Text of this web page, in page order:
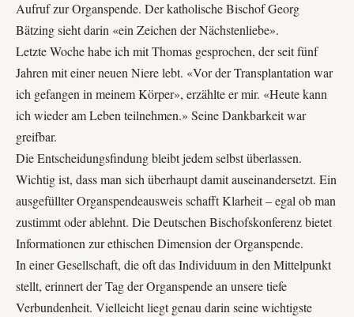
Aufruf zur Organspende. Der katholische Bischof Georg
Bätzing sieht darin «ein Zeichen der Nächstenliebe».
Letzte Woche habe ich mit Thomas gesprochen, der seit fünf
Jahren mit einer neuen Niere lebt. «Vor der Transplantation war
ich gefangen in meinem Körper», erzählte er mir. «Heute kann
ich wieder am Leben teilnehmen.» Seine Dankbarkeit war
greifbar.
Die Entscheidungsfindung bleibt jedem selbst überlassen.
Wichtig ist, dass man sich überhaupt damit auseinandersetzt. Ein
ausgefüllter Organspendeausweis schafft Klarheit – egal ob man
zustimmt oder ablehnt. Die Deutschen Bischofskonferenz bietet
Informationen zur ethischen Dimension der Organspende.
In einer Gesellschaft, die oft das Individuum in den Mittelpunkt
stellt, erinnert der Tag der Organspende an unsere tiefe
Verbundenheit. Vielleicht liegt genau darin seine wichtigste